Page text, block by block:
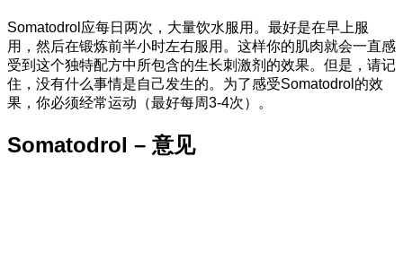
Somatodrol应每日两次，大量饮水服用。最好是在早上服
用，然后在锻炼前半小时左右服用。这样你的肌肉就会一直感
受到这个独特配方中所包含的生长刺激剂的效果。但是，请记
住，没有什么事情是自己发生的。为了感受Somatodrol的效
果，你必须经常运动（最好每周3-4次）。
Somatodrol – 意见